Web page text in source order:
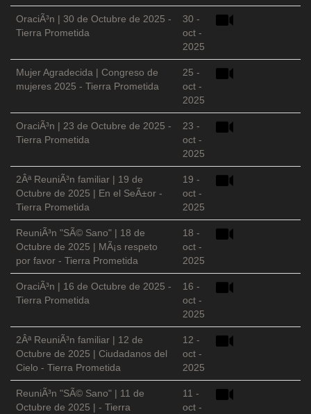
OraciÃ³n | 30 de Octubre de 2025 -
Tierra Prometida
30 -
oct -
2025
Mujer Agradecida | Congreso de
mujeres 2025 - Tierra Prometida
25 -
oct -
2025
OraciÃ³n | 23 de Octubre de 2025 -
Tierra Prometida
23 -
oct -
2025
2Âª ReuniÃ³n familiar | 19 de
Octubre de 2025 | En el SeÃ±or -
Tierra Prometida
19 -
oct -
2025
ReuniÃ³n "SÃ© Sano" | 18 de
Octubre de 2025 | MÃ¡s respeto
por favor - Tierra Prometida
18 -
oct -
2025
OraciÃ³n | 16 de Octubre de 2025 -
Tierra Prometida
16 -
oct -
2025
2Âª ReuniÃ³n familiar | 12 de
Octubre de 2025 | Ciudadanos del
Cielo - Tierra Prometida
12 -
oct -
2025
ReuniÃ³n "SÃ© Sano" | 11 de
Octubre de 2025 | - Tierra
11 -
oct -